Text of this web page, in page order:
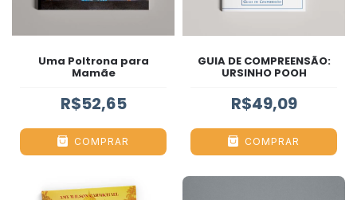
Uma Poltrona para
Mamãe
R$52,65
COMPRAR
GUIA DE COMPREENSÃO:
URSINHO POOH
R$49,09
COMPRAR